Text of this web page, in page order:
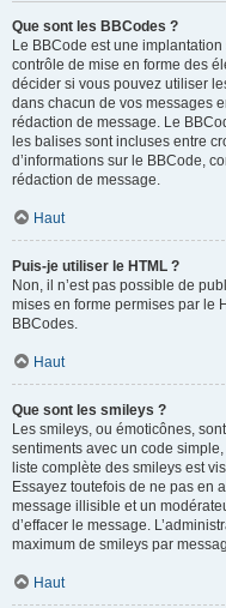
Que sont les BBCodes ?
Le BBCode est une
contrôle de mise en forme des
décider si vous pouvez utiliser
dans chacun de vos messages
rédaction de message. Le
les balises sont incluses entre
d’informations sur le BBCode,
rédaction de message.
Haut
Puis-je utiliser le HTML ?
Non, il n’est pas possible de
mises en forme permises par le
BBCodes.
Haut
Que sont les smileys ?
Les smileys, ou émoticônes,
sentiments avec un code
liste complète des smileys est
Essayez toutefois de ne pas en
message illisible et un
d’effacer le message.
maximum de smileys par
Haut